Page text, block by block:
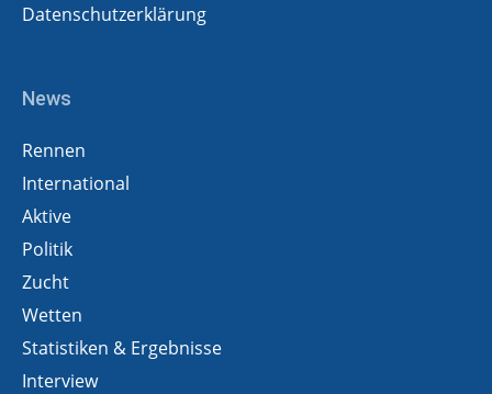
Datenschutzerklärung
News
Rennen
International
Aktive
Politik
Zucht
Wetten
Statistiken & Ergebnisse
Interview